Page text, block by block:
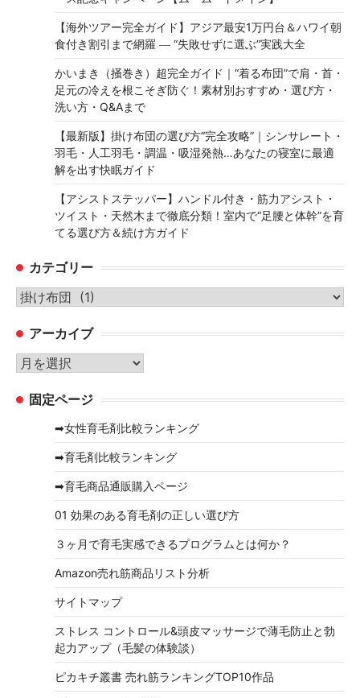
【海外ツアー完全ガイド】アジア最安1万円台＆ハワイ朝
食付き割引まで網羅 ― “失敗せずに選ぶ”実践大全
かいまき（掻巻き）超完全ガイド｜“着る布団”で肩・首・
足元の冷えを根こそぎ防ぐ！素材別おすすめ・選び方・
洗い方・Q&Aまで
【最新版】掛け布団の選び方“完全攻略”｜シンサレート・
羽毛・人工羽毛・調温・吸湿発熱…あなたの寝室に最適
解を出す快眠ガイド
【アシストステッパー】ハンドル付き・筋力アシスト・
ツイスト・天然木まで徹底分類！室内で“足腰と体幹”を育
てる選び方＆続け方ガイド
カテゴリー
カ
ゴ
リ
ー
アーカイブ
ア
カ 固定ページ
➡女性育毛剤比較ランキング
➡育毛剤比較ランキング
➡育毛商品通販購入ページ
01 効果のある育毛剤の正しい選び方
３ヶ月で育毛実感できるプログラムとは何か？
Amazon売れ筋商品リスト分析
サイトマップ
ストレス コントロール&頭皮マッサージで薄毛防止と勃
起力アップ（毛髪の体験談）
ピカキチ叢書 売れ筋ランキングTOP10作品